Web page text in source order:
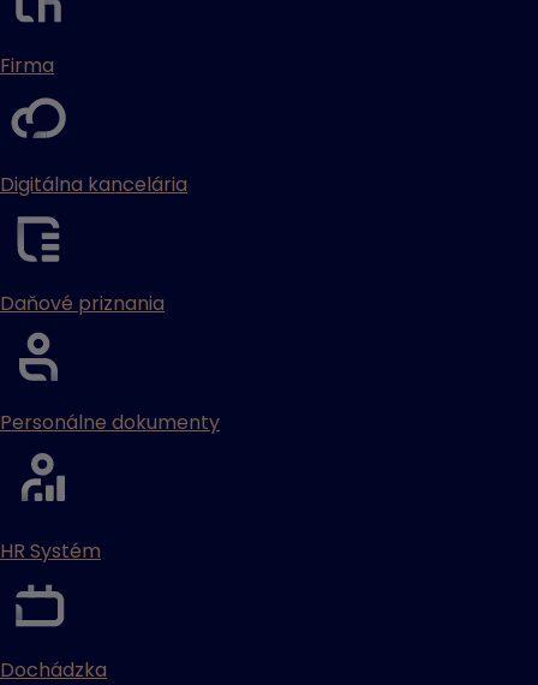
Firma
Digitálna kancelária
Daňové priznania
Personálne dokumenty
HR Systém
Dochádzka